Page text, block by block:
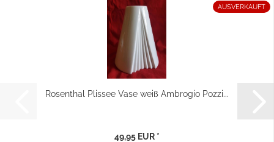
AUSVERKAUFT
Rosenthal Plissee Vase weiß Ambrogio Pozzi...
49,95 EUR *